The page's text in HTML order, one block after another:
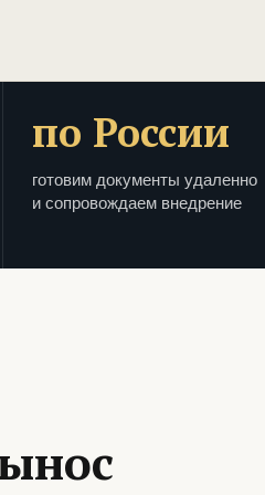
по России
готовим документы удаленно
и сопровождаем внедрение